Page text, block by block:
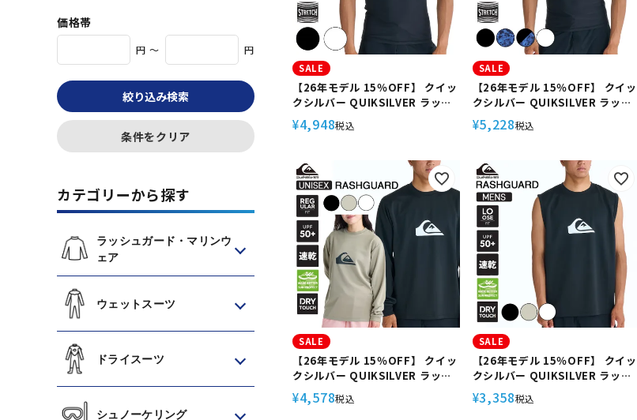
価格帯
円 ～ 円
絞り込み検索
条件をクリア
カテゴリーから探す
ラッシュガード・マリンウ
ェア
ウェットスーツ
ドライスーツ
シュノーケリング
SALE
【26年モデル 15％OFF】 クイッ
クシルバー QUIKSILVER ラッシ
ュガード メンズ 半袖 ハイネック
UPF50+ 速乾 4WAYストレッチ
ト サーフィン 海 OMNI SR
QLY261007
¥4,948税込
SALE
【26年モデル 15％OFF】 クイッ
クシルバー QUIKSILVER ラッシ
ュガード メンズ 半袖 ハイネック
UPF50+ 速乾 4WAYストレッチ
ト サーフィン 海 ALL TIME SR
QLY261006
¥5,228税込
SALE
【26年モデル 15％OFF】 クイッ
クシルバー QUIKSILVER ラッシ
ュガード メンズ 長袖 UPF50+ 速
乾 透けにくい レギュラーフィッ
¥4,578税込
SALE
【26年モデル 15％OFF】 クイッ
クシルバー QUIKSILVER ラッシ
ュガード メンズ ノースリーブ
UPF50+ 速乾 透けにくい ルーズ
¥3,358税込